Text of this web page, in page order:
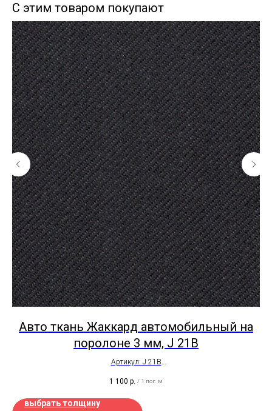
С этим товаром покупают
Авто ткань Жаккард автомобильный на
поролоне 3 мм, J 21B
Артикул: J 21B
Толщина - 4мм
1 100 р. / 1 пог. м
выбрать толщину